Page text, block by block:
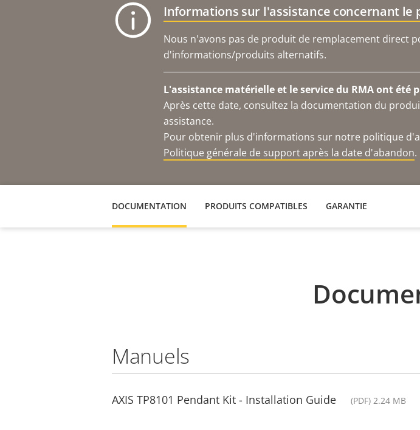
Informations sur l'assistance concernant le
Nous n'avons pas de produit de remplacement direct
d'informations/produits alternatifs.
L'assistance matérielle et le service du RMA ont été
Après cette date, consultez la documentation du
assistance.
Pour obtenir plus d'informations sur notre politique
Politique générale de support après la date d'abandon.
DOCUMENTATION PRODUITS COMPATIBLES GARANTIE
Manuels
AXIS TP8101 Pendant Kit - Installation Guide (PDF) 2.24 MB